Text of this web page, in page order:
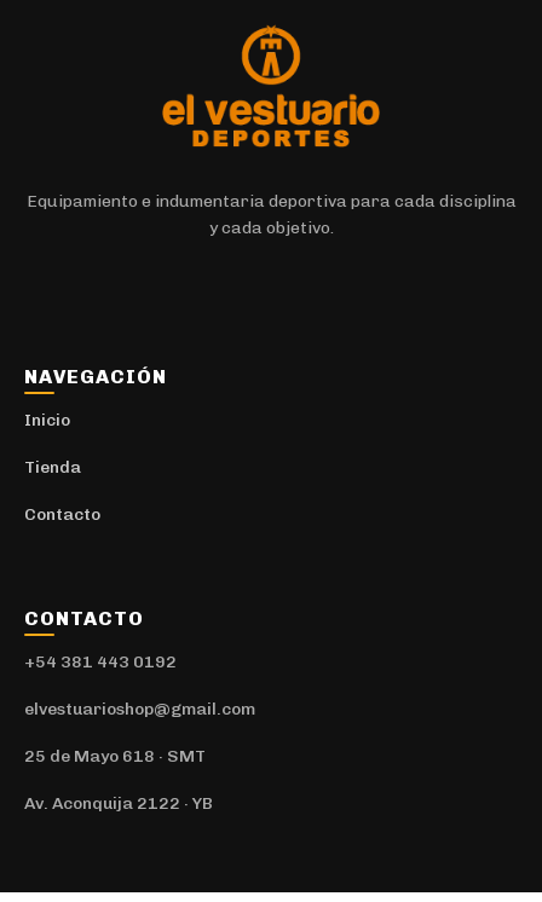
Equipamiento e indumentaria deportiva para cada disciplina
y cada objetivo.
NAVEGACIÓN
Inicio
Tienda
Contacto
CONTACTO
+54 381 443 0192
elvestuarioshop@gmail.com
25 de Mayo 618 · SMT
Av. Aconquija 2122 · YB